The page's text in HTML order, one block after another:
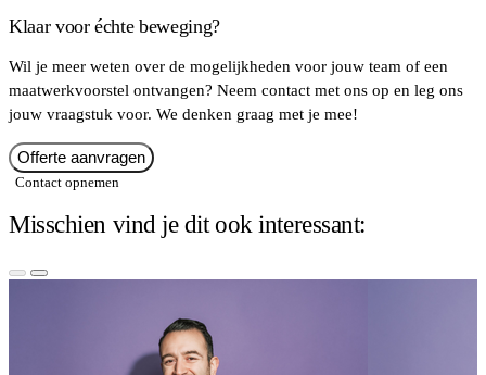
Klaar voor échte beweging?
Wil je meer weten over de mogelijkheden voor jouw team of een
maatwerkvoorstel ontvangen? Neem contact met ons op en leg ons
jouw vraagstuk voor. We denken graag met je mee!
Offerte aanvragen
Contact opnemen
Misschien vind je dit ook interessant: